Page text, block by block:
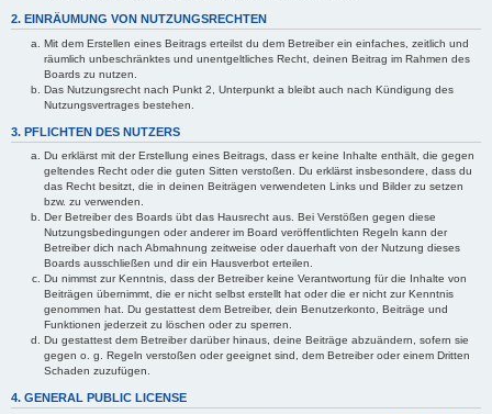
2. EINRÄUMUNG VON NUTZUNGSRECHTEN
Mit dem Erstellen eines Beitrags erteilst du dem Betreiber ein einfaches, zeitlich und
räumlich unbeschränktes und unentgeltliches Recht, deinen Beitrag im Rahmen des
Boards zu nutzen.
Das Nutzungsrecht nach Punkt 2, Unterpunkt a bleibt auch nach Kündigung des
Nutzungsvertrages bestehen.
3. PFLICHTEN DES NUTZERS
Du erklärst mit der Erstellung eines Beitrags, dass er keine Inhalte enthält, die gegen
geltendes Recht oder die guten Sitten verstoßen. Du erklärst insbesondere, dass du
das Recht besitzt, die in deinen Beiträgen verwendeten Links und Bilder zu setzen
bzw. zu verwenden.
Der Betreiber des Boards übt das Hausrecht aus. Bei Verstößen gegen diese
Nutzungsbedingungen oder anderer im Board veröffentlichten Regeln kann der
Betreiber dich nach Abmahnung zeitweise oder dauerhaft von der Nutzung dieses
Boards ausschließen und dir ein Hausverbot erteilen.
Du nimmst zur Kenntnis, dass der Betreiber keine Verantwortung für die Inhalte von
Beiträgen übernimmt, die er nicht selbst erstellt hat oder die er nicht zur Kenntnis
genommen hat. Du gestattest dem Betreiber, dein Benutzerkonto, Beiträge und
Funktionen jederzeit zu löschen oder zu sperren.
Du gestattest dem Betreiber darüber hinaus, deine Beiträge abzuändern, sofern sie
gegen o. g. Regeln verstoßen oder geeignet sind, dem Betreiber oder einem Dritten
Schaden zuzufügen.
4. GENERAL PUBLIC LICENSE